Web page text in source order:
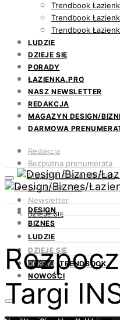
Trendbook
Trendbook
Trendbook
LUDZIE
DZIEJE SIĘ
PORADY
ŁAZIENKA.PRO
NASZ NEWSLETTER
REDAKCJA
MAGAZYN DESIGN/
DARMOWA
Redakcja
Bezpłatna prenumerata
Magazyn Design/Biznes
ŁAZIENKA.PRO
Newsletter
Kontakt
DESIGN
BIZNES
LUDZIE
DZIEJE SIĘ
ODKRYJ
TRENDBOOK
NOWOŚCI
DZIEJE SIĘ
Targi